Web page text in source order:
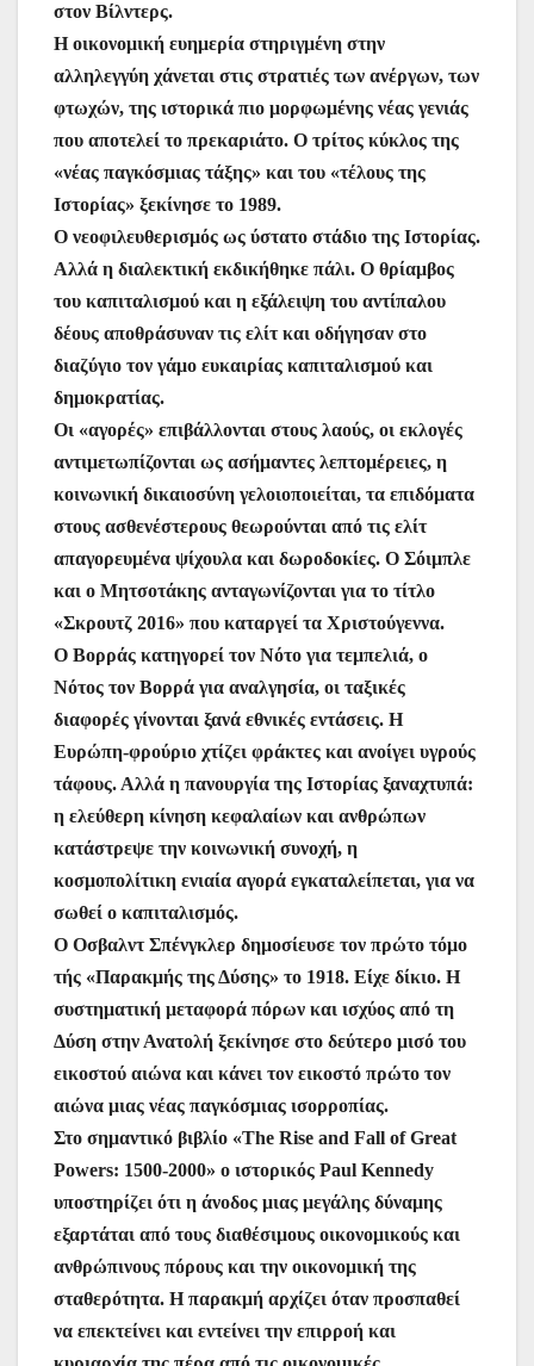
στον Βίλντερς.
Η οικονομική ευημερία στηριγμένη στην
αλληλεγγύη χάνεται στις στρατιές των ανέργων, των
φτωχών, της ιστορικά πιο μορφωμένης νέας γενιάς
που αποτελεί το πρεκαριάτο. Ο τρίτος κύκλος της
«νέας παγκόσμιας τάξης» και του «τέλους της
Ιστορίας» ξεκίνησε το 1989.
Ο νεοφιλευθερισμός ως ύστατο στάδιο της Ιστορίας.
Αλλά η διαλεκτική εκδικήθηκε πάλι. Ο θρίαμβος
του καπιταλισμού και η εξάλειψη του αντίπαλου
δέους αποθράσυναν τις ελίτ και οδήγησαν στο
διαζύγιο τον γάμο ευκαιρίας καπιταλισμού και
δημοκρατίας.
Οι «αγορές» επιβάλλονται στους λαούς, οι εκλογές
αντιμετωπίζονται ως ασήμαντες λεπτομέρειες, η
κοινωνική δικαιοσύνη γελοιοποιείται, τα επιδόματα
στους ασθενέστερους θεωρούνται από τις ελίτ
απαγορευμένα ψίχουλα και δωροδοκίες. Ο Σόιμπλε
και ο Μητσοτάκης ανταγωνίζονται για το τίτλο
«Σκρουτζ 2016» που καταργεί τα Χριστούγεννα.
Ο Βορράς κατηγορεί τον Νότο για τεμπελιά, ο
Νότος τον Βορρά για αναλγησία, οι ταξικές
διαφορές γίνονται ξανά εθνικές εντάσεις. Η
Ευρώπη-φρούριο χτίζει φράκτες και ανοίγει υγρούς
τάφους. Αλλά η πανουργία της Ιστορίας ξαναχτυπά:
η ελεύθερη κίνηση κεφαλαίων και ανθρώπων
κατάστρεψε την κοινωνική συνοχή, η
κοσμοπολίτικη ενιαία αγορά εγκαταλείπεται, για να
σωθεί ο καπιταλισμός.
Ο Οσβαλντ Σπένγκλερ δημοσίευσε τον πρώτο τόμο
τής «Παρακμής της Δύσης» το 1918. Είχε δίκιο. Η
συστηματική μεταφορά πόρων και ισχύος από τη
Δύση στην Ανατολή ξεκίνησε στο δεύτερο μισό του
εικοστού αιώνα και κάνει τον εικοστό πρώτο τον
αιώνα μιας νέας παγκόσμιας ισορροπίας.
Στο σημαντικό βιβλίο «The Rise and Fall of Great
Powers: 1500-2000» ο ιστορικός Paul Kennedy
υποστηρίζει ότι η άνοδος μιας μεγάλης δύναμης
εξαρτάται από τους διαθέσιμους οικονομικούς και
ανθρώπινους πόρους και την οικονομική της
σταθερότητα. Η παρακμή αρχίζει όταν προσπαθεί
να επεκτείνει και εντείνει την επιρροή και